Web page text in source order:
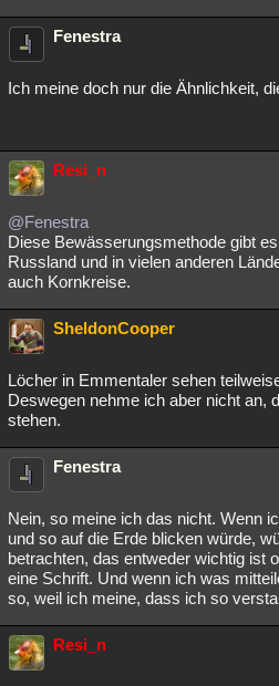
Fenestra
Ich meine doch nur die Ähnlichkeit,
Resi_n
@Fenestra
Diese Bewässerungsmethode gibt
Russland und in vielen anderen
auch Kornkreise.
SheldonCooper
Löcher in Emmentaler sehen
Deswegen nehme ich aber nicht an,
stehen.
Fenestra
Nein, so meine ich das nicht. Wenn
und so auf die Erde blicken würde,
betrachten, das entweder wichtig ist
eine Schrift. Und wenn ich was
so, weil ich meine, dass ich so
Resi_n